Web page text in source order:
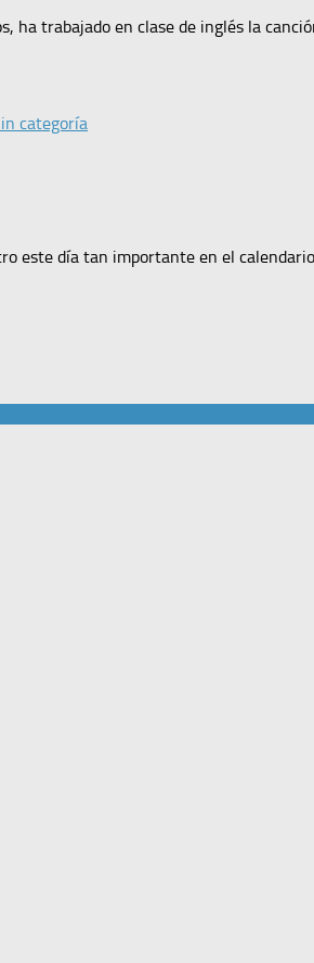
ha trabajado en clase de inglés la
categoría
este día tan importante en el